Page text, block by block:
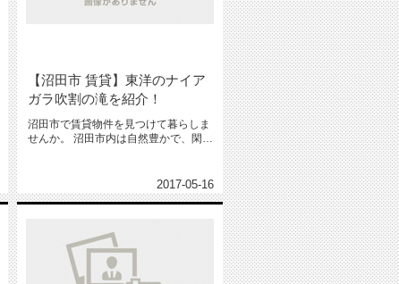
【沼田市 賃貸】東洋のナイア
ガラ吹割の滝を紹介！
沼田市で賃貸物件を見つけて暮らしま
せんか。 沼田市内は自然豊かで、閑静
2017-05-16